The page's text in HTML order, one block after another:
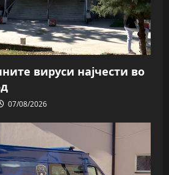
вируси најчести во
07/08/2026